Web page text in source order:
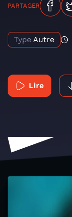
PARTAGER
Type Autre
Lire